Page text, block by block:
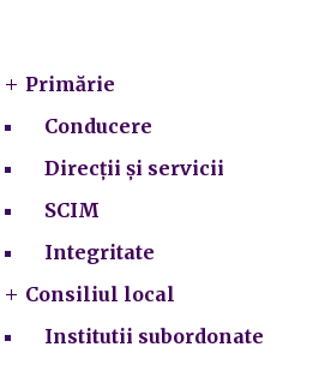
Primărie
Conducere
Direcții și servicii
SCIM
Integritate
Consiliul local
Institutii subordonate